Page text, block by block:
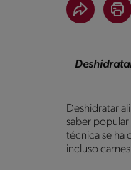
Deshidratar
saber popular
técnica se ha
incluso